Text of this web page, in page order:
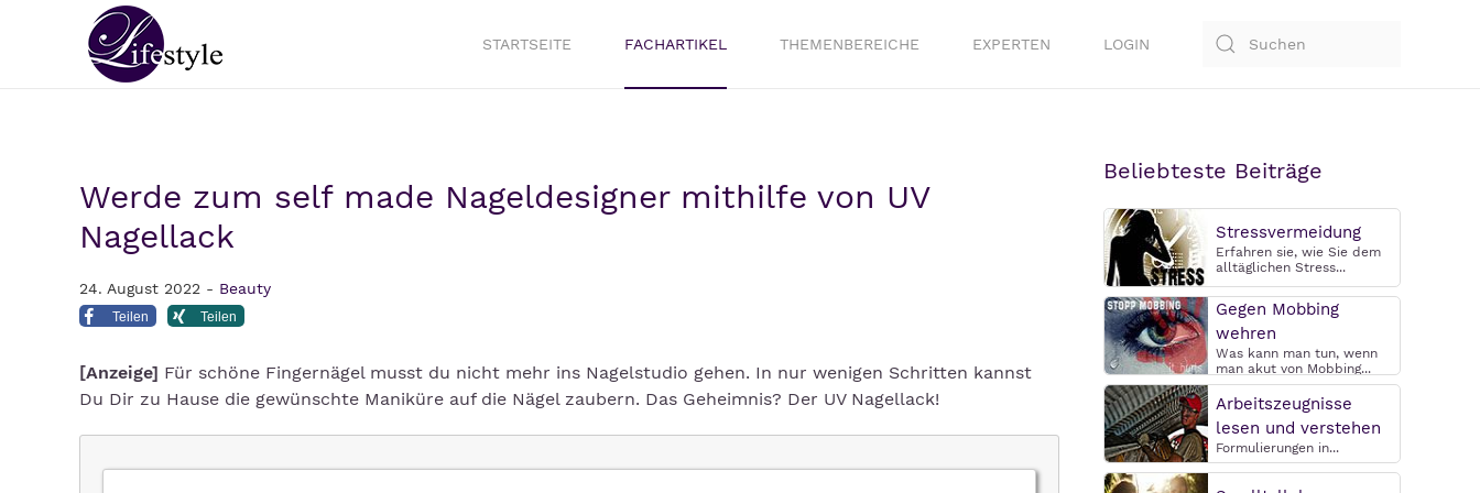
STARTSEITE FACHARTIKEL THEMENBEREICHE EXPERTEN LOGIN
Werde zum self made Nageldesigner mithilfe von UV
Nagellack
24. August 2022 - Beauty
Teilen Teilen
[Anzeige] Für schöne Fingernägel musst du nicht mehr ins Nagelstudio gehen. In nur wenigen Schritten kannst
Du Dir zu Hause die gewünschte Maniküre auf die Nägel zaubern. Das Geheimnis? Der UV Nagellack!
Beliebteste Beiträge
Stressvermeidung
Erfahren sie, wie Sie dem
alltäglichen Stress...
Gegen Mobbing
wehren
Was kann man tun, wenn
man akut von Mobbing...
Arbeitszeugnisse
lesen und verstehen
Formulierungen in...